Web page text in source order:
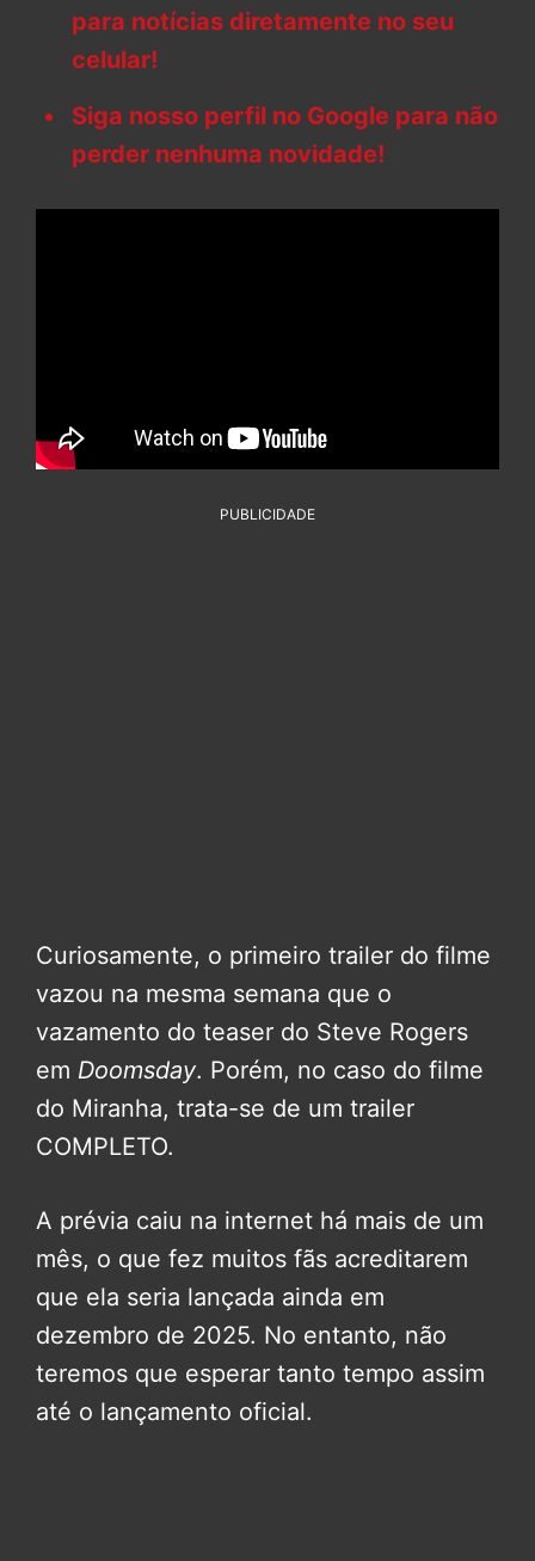
para notícias diretamente no seu
celular!
Siga nosso perfil no Google para não
perder nenhuma novidade!
PUBLICIDADE
Curiosamente, o primeiro trailer do filme
vazou na mesma semana que o
vazamento do teaser do Steve Rogers
em Doomsday. Porém, no caso do filme
do Miranha, trata-se de um trailer
COMPLETO.
A prévia caiu na internet há mais de um
mês, o que fez muitos fãs acreditarem
que ela seria lançada ainda em
dezembro de 2025. No entanto, não
teremos que esperar tanto tempo assim
até o lançamento oficial.